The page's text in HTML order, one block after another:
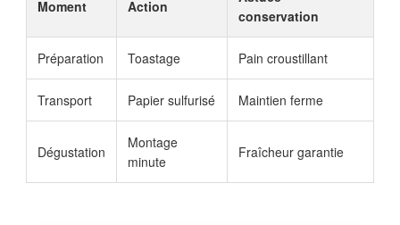
Moment Action
conservation
Préparation Toastage Pain croustillant
Transport Papier sulfurisé Maintien ferme
Dégustation
Montage
minute
Fraîcheur garantie